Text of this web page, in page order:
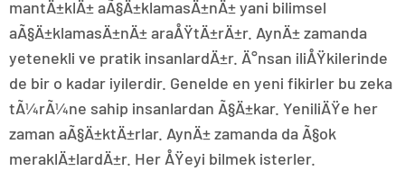
mantÄ±klÄ± aÃ§Ä±klamasÄ±nÄ± yani bilimsel
aÃ§Ä±klamasÄ±nÄ± araÅŸtÄ±rÄ±r. AynÄ± zamanda
yetenekli ve pratik insanlardÄ±r. Ä°nsan iliÅŸkilerinde
de bir o kadar iyilerdir. Genelde en yeni fikirler bu zeka
tÃ¼rÃ¼ne sahip insanlardan Ã§Ä±kar. YeniliÄŸe her
zaman aÃ§Ä±ktÄ±rlar. AynÄ± zamanda da Ã§ok
meraklÄ±lardÄ±r. Her ÅŸeyi bilmek isterler.